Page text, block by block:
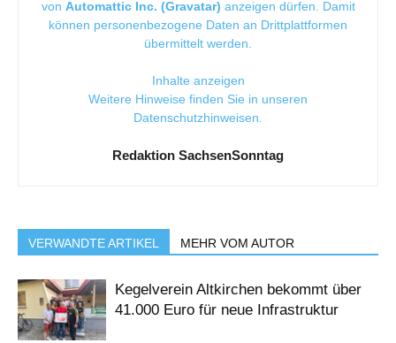
von Automattic Inc. (Gravatar) anzeigen dürfen. Damit
können personenbezogene Daten an Drittplattformen
übermittelt werden.
Inhalte anzeigen
Weitere Hinweise finden Sie in unseren
Datenschutzhinweisen
Redaktion SachsenSonntag
VERWANDTE ARTIKEL MEHR VOM AUTOR
Kegelverein Altkirchen bekommt über
41.000 Euro für neue Infrastruktur